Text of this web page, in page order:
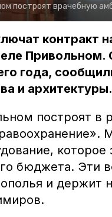
построят врачебную
контракт
Привольном.
года,
и архитектуры.
построят в
которое
бюджета. Эти
и держит